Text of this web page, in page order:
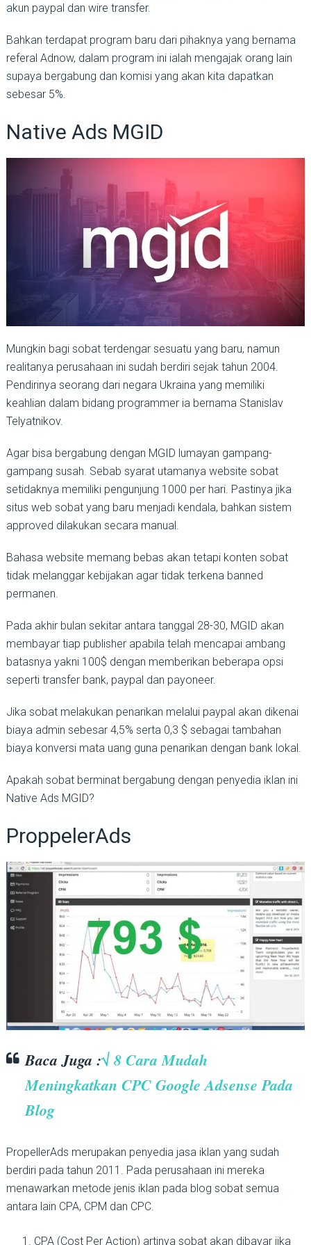
akun paypal dan wire transfer.
Bahkan terdapat program baru dari pihaknya yang bernama
referal Adnow, dalam program ini ialah mengajak orang lain
supaya bergabung dan komisi yang akan kita dapatkan
sebesar 5%.
Native Ads MGID
Mungkin bagi sobat terdengar sesuatu yang baru, namun
realitanya perusahaan ini sudah berdiri sejak tahun 2004.
Pendirinya seorang dari negara Ukraina yang memiliki
keahlian dalam bidang programmer ia bernama Stanislav
Telyatnikov.
Agar bisa bergabung dengan MGID lumayan gampang-
gampang susah. Sebab syarat utamanya website sobat
setidaknya memiliki pengunjung 1000 per hari. Pastinya jika
situs web sobat yang baru menjadi kendala, bahkan sistem
approved dilakukan secara manual.
Bahasa website memang bebas akan tetapi konten sobat
tidak melanggar kebijakan agar tidak terkena banned
permanen.
Pada akhir bulan sekitar antara tanggal 28-30, MGID akan
membayar tiap publisher apabila telah mencapai ambang
batasnya yakni 100$ dengan memberikan beberapa opsi
seperti transfer bank, paypal dan payoneer.
Jika sobat melakukan penarikan melalui paypal akan dikenai
biaya admin sebesar 4,5% serta 0,3 $ sebagai tambahan
biaya konversi mata uang guna penarikan dengan bank lokal.
Apakah sobat berminat bergabung dengan penyedia iklan ini
Native Ads MGID?
ProppelerAds
Baca Juga :√ 8 Cara Mudah
Meningkatkan CPC Google Adsense Pada
Blog
PropellerAds merupakan penyedia jasa iklan yang sudah
berdiri pada tahun 2011. Pada perusahaan ini mereka
menawarkan metode jenis iklan pada blog sobat semua
antara lain CPA, CPM dan CPC.
CPA (Cost Per Action) artinya sobat akan dibayar jika